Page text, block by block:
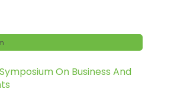
On Business And